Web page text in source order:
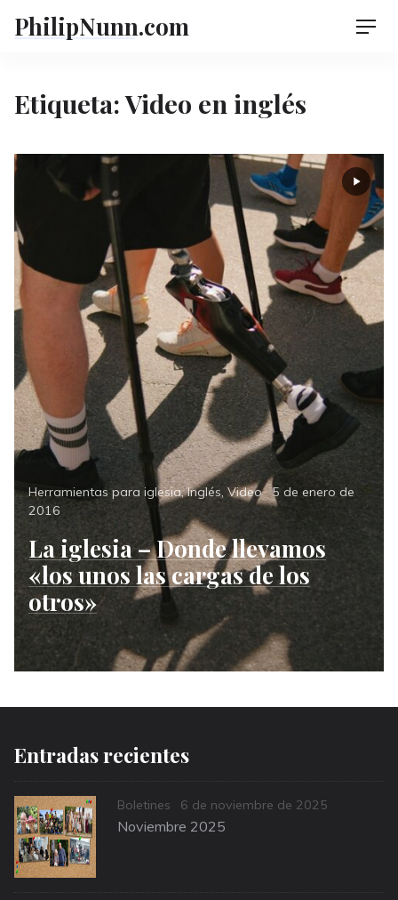
PhilipNunn.com
Etiqueta:Video en inglés
Categories
Herramientas para iglesia,Inglés,Video Posted
on
5 de enero de
2016
La iglesia – Donde llevamos
«los unos las cargas de los
otros»
Entradas recientes
Categories
Boletines
Posted
on
6 de noviembre de 2025
Noviembre 2025